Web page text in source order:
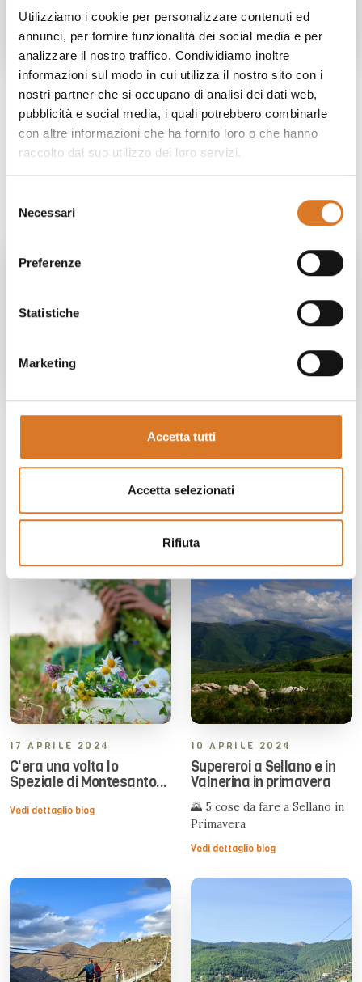
Utilizziamo i cookie per personalizzare contenuti ed
annunci, per fornire funzionalità dei social media e per
analizzare il nostro traffico. Condividiamo inoltre
informazioni sul modo in cui utilizza il nostro sito con i
nostri partner che si occupano di analisi dei dati web,
pubblicità e social media, i quali potrebbero combinarle
con altre informazioni che ha fornito loro o che hanno
raccolto dal suo utilizzo dei loro servizi.
delNecessari
Preferenze
Statistiche
Marketing
Accetta tutti
Accetta selezionati
Rifiuta
Il Festival dei Due Mondi:
l’appuntamento
dell'estate spoletina
Spoleto, 28 giugno - 14
luglio 2024
Benvenuta estate! Scopri
cosa fare a Sellano e
dintorni
Gli appuntamenti e le attività
imperdibili!
24 MAGGIO 2024
Gli abitanti di Sellano e
10 MAGGIO 2024
La collezione di macchine
in mostra a Sellano
📍 Teatrino Comunale, centro
17 APRILE 2024
C'era una volta lo
Speziale di Montesanto...
Vedi dettaglio blog
10 APRILE 2024
Supereroi a Sellano e in
Valnerina in primavera
🌄 5 cose da fare a Sellano in
Primavera
Vedi dettaglio blog